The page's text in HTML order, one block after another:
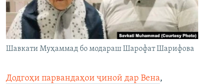
Шавкати Муҳаммад бо модараш Шарофат Шарифова
Додгоҳи парвандаҳои ҷиноӣ дар Вена,